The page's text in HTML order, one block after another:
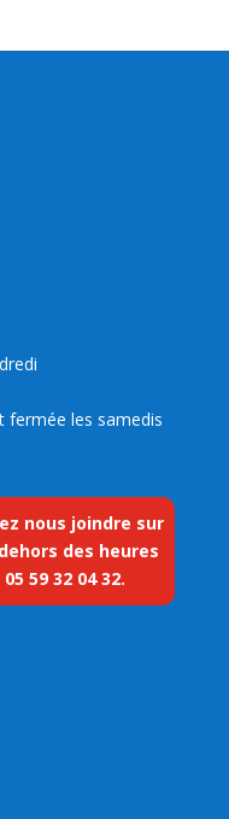
fermée les samedis
nous joindre sur
des heures
05 59 32 04 32.